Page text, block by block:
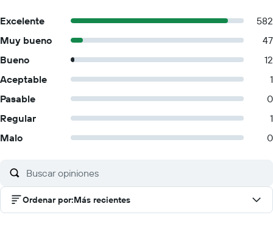
Excelente
582
Muy bueno
47
Bueno
12
Aceptable
1
Pasable
0
Regular
1
Malo
0
Ordenar por:Más recientes